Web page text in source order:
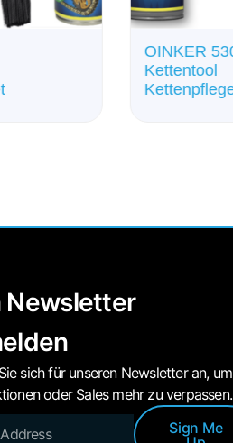
OINKER 530
Kettentool
Kettenpflege-Set
Newsletter
sich für unseren Newsletter an, um
oder Sales mehr zu verpassen.
Sign Me